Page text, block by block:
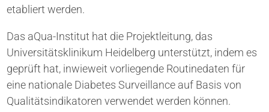
etabliert werden.
Das aQua-Institut hat die Projektleitung, das
Universitätsklinikum Heidelberg unterstützt, indem es
geprüft hat, inwieweit vorliegende Routinedaten für
eine nationale Diabetes Surveillance auf Basis von
Qualitätsindikatoren verwendet werden können.